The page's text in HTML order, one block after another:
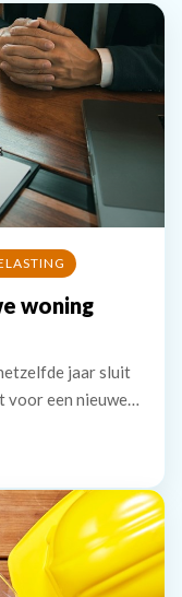
woning
jaar sluit
voor een nieuwe
in drie delen over